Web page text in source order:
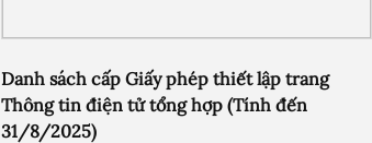
Danh sách cấp Giấy phép thiết lập trang
Thông tin điện tử tổng hợp (Tính đến
31/8/2025)